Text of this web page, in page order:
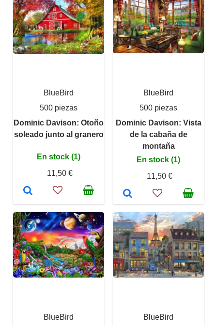
BlueBird
500 piezas
Dominic Davison: Otoño
soleado junto al granero
En stock (1)
11,50 €
BlueBird
500 piezas
Dominic Davison: Vista
de la cabaña de
montaña
En stock (1)
11,50 €
BlueBird
BlueBird